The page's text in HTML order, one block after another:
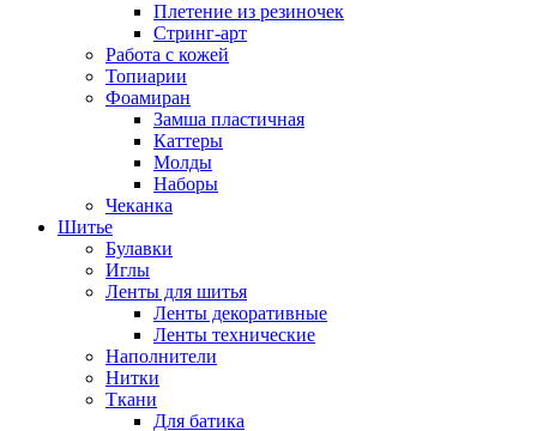
Плетение из резиночек
Стринг-арт
Работа с кожей
Топиарии
Фоамиран
Замша пластичная
Каттеры
Молды
Наборы
Чеканка
Шитье
Булавки
Иглы
Ленты для шитья
Ленты декоративные
Ленты технические
Наполнители
Нитки
Ткани
Для батика